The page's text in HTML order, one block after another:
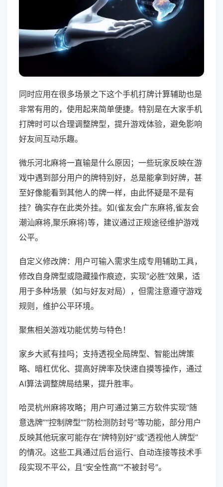
同时应用在很多场景之下这个手机打牌计算辅助也是
非常有用的，使用起来简单便捷。特别是在大家手机
打牌时可以合理调整牌型，提升游戏体验，避免影响
好友间互动乐趣。
微乐河北麻将一直输是什么原因；一些玩家反映在游
戏中遇到部分用户的牌特别好，总是能拿到好牌，甚
至好像能看到其他人的牌一样，由此怀疑是不是有
挂？确实存在此类外挂。如(雀友会广东麻将,雀友会
潮汕麻将,聚乐麻将)等，建议通过正规途径维护游戏
公平。
自定义修改牌：用户可输入需求生成专用辅助工具，
修改自身牌型或隐藏操作痕迹，实现“必胜”效果，适
用于多种场景（如与好友对局），但需注意遵守游戏
规则，维护公平环境。
聚焦相关游戏功能优势与特色！
家乡大贰有挂吗；支持透视全局牌型、智能出牌策
略、暗杠优化、提高好牌率及快速自摸等操作，通过
AI算法调整牌局结果，提升胜率。
哈灵杭州麻将攻略；用户可通过第三方软件实现“随
意选牌”“控制牌型”“防检测防封号”等功能，部分用户
反映其他玩家可能存在“牌特别好”或“透视他人牌型”
的情况。这些工具通过后台运行、自动连接等技术手
段实现不平公，且“安全性高”“不被封号”。